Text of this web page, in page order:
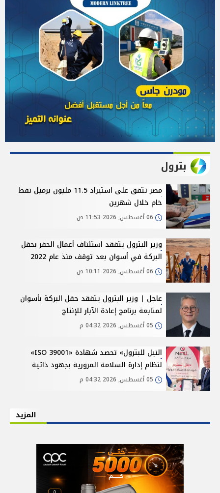
بترول
مصر تتفق على استيراد 11.5 مليون برميل نفط
خام خلال شهرين
وزير البترول يتفقد استئناف أعمال الحفر بحقل
البركة في أسوان بعد توقف منذ عام 2022
عاجل | وزير البترول يتفقد حقل البركة بأسوان
لمتابعة برنامج إعادة الآبار للإنتاج
النيل للبترول» تحصد شهادة «ISO 39001»
لنظام إدارة السلامة المرورية بجهود ذاتية
المزيد